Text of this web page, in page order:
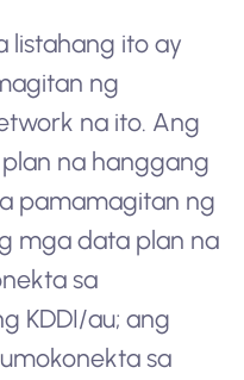
listahang ito ay
ng
na ito. Ang
na hanggang
pamamagitan ng
mga data plan na
sa
KDDI/au; ang
sa